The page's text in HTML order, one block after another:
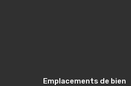
Emplacements de bien